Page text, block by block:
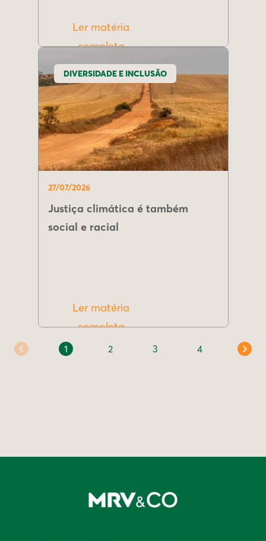
Ler matéria
completa
DIVERSIDADE E INCLUSÃO
27/07/2026
Justiça climática é também
social e racial
Ler matéria
completa
1 2 3 4